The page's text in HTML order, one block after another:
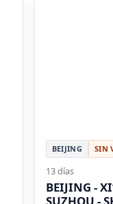
BEIJING SIN
13 días
BEIJING -